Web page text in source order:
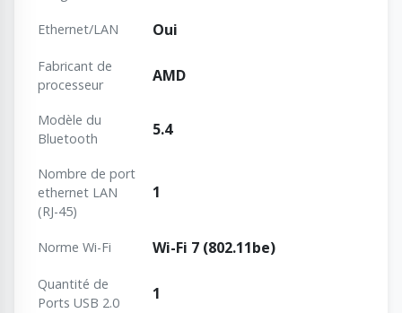
Ethernet/LAN Oui
Fabricant de
processeur
AMD
Modèle du
Bluetooth
5.4
Nombre de port
ethernet LAN
(RJ-45)
1
Norme Wi-Fi Wi-Fi 7 (802.11be)
Quantité de
Ports USB 2.0
1